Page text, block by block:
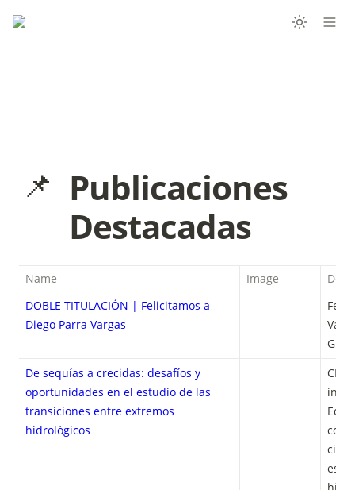
📌 Publicaciones
Destacadas
Name Image
DOBLE TITULACIÓN | Felicitamos a
Diego Parra Vargas
De sequías a crecidas: desafíos y
oportunidades en el estudio de las
transiciones entre extremos
hidrológicos
civil